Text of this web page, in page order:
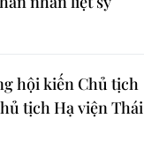
hội kiến Chủ tịch
tịch Hạ viện Thái